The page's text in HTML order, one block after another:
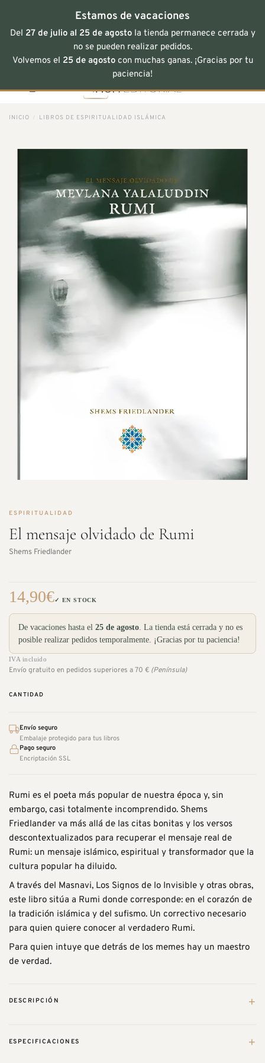
Estamos de vacaciones
Del 27 de julio al 25 de agostola tienda permanece cerrada y
no se pueden realizar pedidos.
Volvemos el 25 de agostocon muchas ganas. ¡Gracias por tu
paciencia!
INICIO LIBROS DE ESPIRITUALIDAD ISLÁMICA
ESPIRITUALIDAD
El mensaje olvidado de Rumi
Shems Friedlander
14,90€✓ EN STOCK
De vacaciones hasta el 25 de agosto. La tienda está cerrada y no es
posible realizar pedidos temporalmente. ¡Gracias por tu paciencia!
IVA incluido
Envío gratuito en pedidos superiores a 70 € (Península)
CANTIDAD
Envío seguro
Embalaje protegido para tus libros
Pago seguro
Encriptación SSL
Rumi es el poeta más popular de nuestra época y, sin
embargo, casi totalmente incomprendido. Shems
Friedlander va más allá de las citas bonitas y los versos
descontextualizados para recuperar el mensaje real de
Rumi: un mensaje islámico, espiritual y transformador que la
cultura popular ha diluido.
A través del Masnavi, Los Signos de lo Invisible y otras obras,
este libro sitúa a Rumi donde corresponde: en el corazón de
la tradición islámica y del sufismo. Un correctivo necesario
para quien quiere conocer al verdadero Rumi.
Para quien intuye que detrás de los memes hay un maestro
de verdad.
DESCRIPCIÓN +
Rūmī, fue un maestro espiritual, poeta y místico persa cuya
ESPECIFICACIONES +